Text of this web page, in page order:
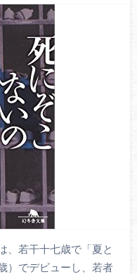
、若干十七歳で「夏と
）でデビューし、若者